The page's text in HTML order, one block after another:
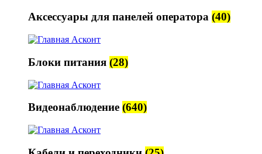
Аксессуары для панелей оператора (40)
Блоки питания (28)
Видеонаблюдение (640)